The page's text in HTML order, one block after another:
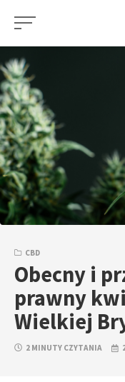
Skip
content
CBD
Obecny i
prawny
Wielkiej
2 MINUTY CZYTANIA